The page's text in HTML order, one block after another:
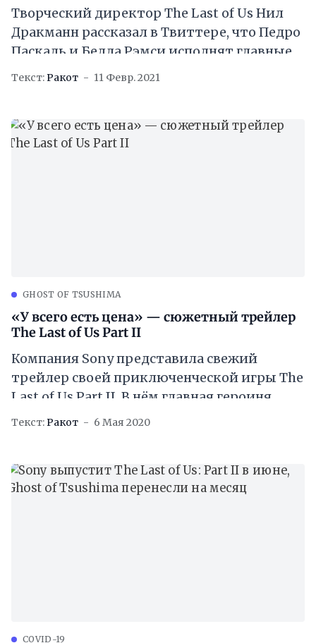
Творческий директор The Last of Us Нил
Дракманн рассказал в Твиттере, что Педро
Паскаль и Белла Рэмси исполнят главные
роли в одноимённом сериале от HBO.
Текст:Ракот 11 Февр. 2021
GHOST OF TSUSHIMA
«У всего есть цена» — сюжетный трейлер
The Last of Us Part II
Компания Sony представила свежий
трейлер своей приключенческой игры The
Last of Us Part II. В нём главная героиня
Элли пытается выжить в мире
Текст:Ракот 6 Мая 2020
COVID-19